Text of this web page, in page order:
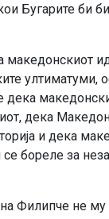
Бугарите би
македонскиот
ултиматуми,
дека
дека
и дека
бореле за
Филипче не му